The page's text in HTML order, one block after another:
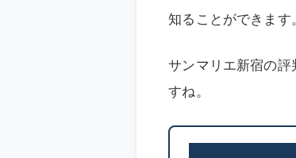
知ることができます
サンマリエ新宿の
すね。